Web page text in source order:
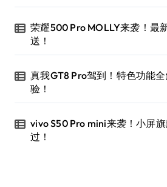
荣耀500 Pro MOLLY来袭！最
送！
真我GT8 Pro驾到！特色功能
验！
vivo S50 Pro mini来袭！小屏
过！